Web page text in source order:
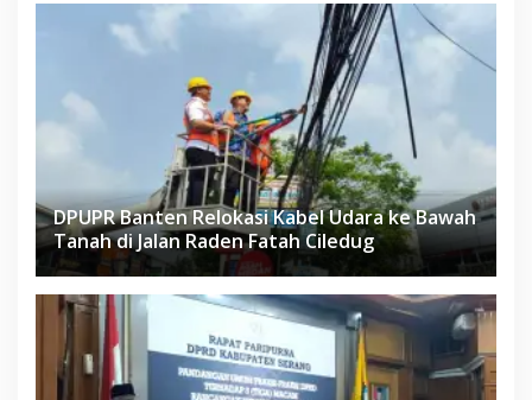
DPUPR Banten Relokasi Kabel Udara ke Bawah
Tanah di Jalan Raden Fatah Ciledug